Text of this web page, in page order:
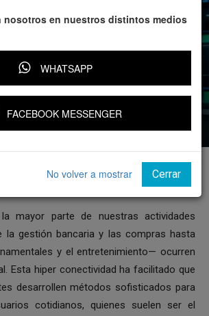
Michoacán
ciberseguridad para
mayor parte de nuestras actividades
la gestión bancaria y las compras hasta
y el entretenimiento— ocurren
Esta hiper conectividad ha facilitado que
desarrollen métodos sofisticados para
cotidianos, quienes suelen ser el
nosotros en nuestros distintos medios
WHATSAPP
FACEBOOK MESSENGER
No volver a mostrar Cerrar